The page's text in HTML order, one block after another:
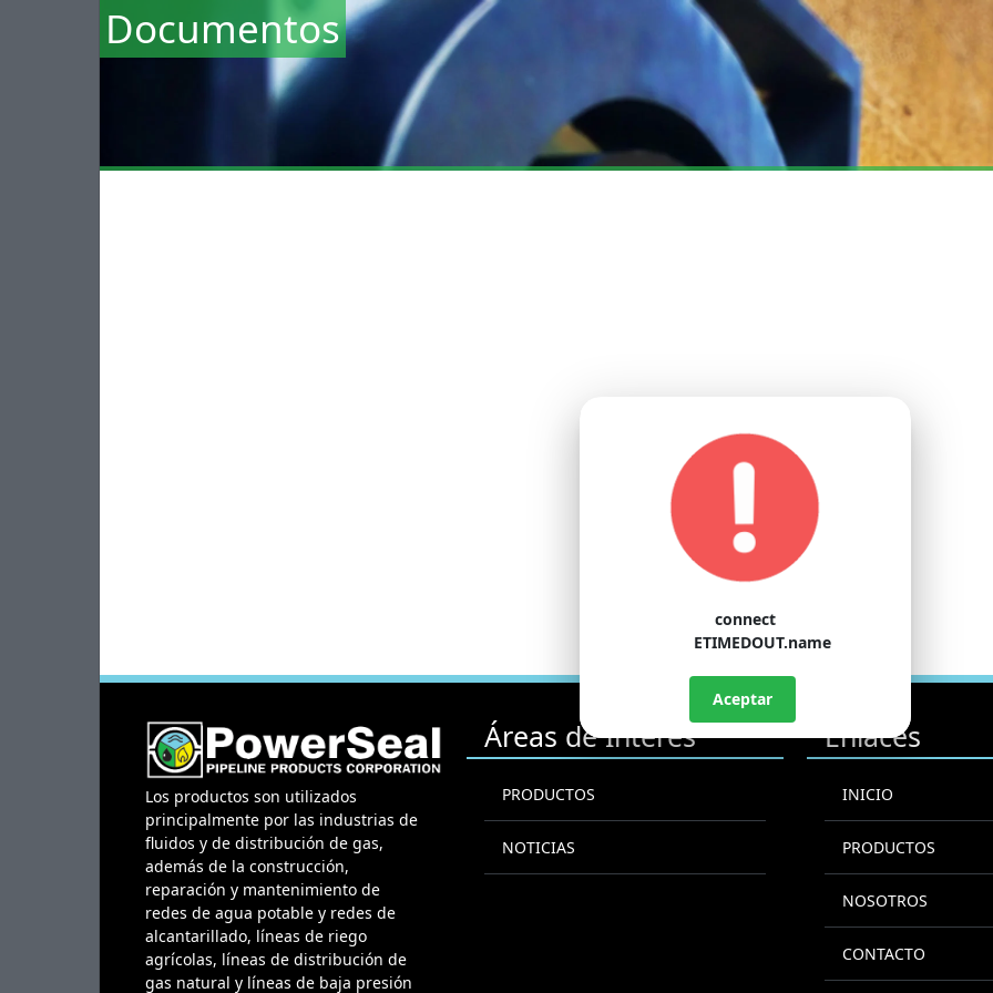
Documentos
Los productos son utilizados
principalmente por las industrias de
fluidos y de distribución de gas,
además de la construcción,
reparación y mantenimiento de
redes de agua potable y redes de
alcantarillado, líneas de riego
agrícolas, líneas de distribución de
gas natural y líneas de baja presión
Áreas de Interés
PRODUCTOS
NOTICIAS
Enlaces
INICIO
PRODUCTOS
NOSOTROS
CONTACTO
connect
ETIMEDOUT.name
Aceptar